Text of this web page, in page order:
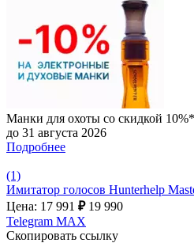
Манки для охоты со скидкой 10%*
до 31 августа 2026
Подробнее
(1)
Имитатор голосов Hunterhelp
Цена: 17 991 ₽ 19 990
Telegram MAX
Скопировать ссылку